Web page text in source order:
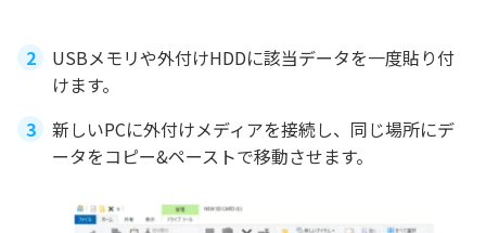
USBメモリや外付けHDDに該当データを一度貼り付
けます。
新しいPCに外付けメディアを接続し、同じ場所にデ
ータをコピー&ペーストで移動させます。